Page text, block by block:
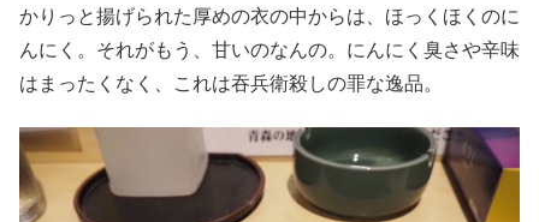
かりっと揚げられた厚めの衣の中からは、ほっくほくのに
んにく。それがもう、甘いのなんの。にんにく臭さや辛味
はまったくなく、これは吞兵衛殺しの罪な逸品。